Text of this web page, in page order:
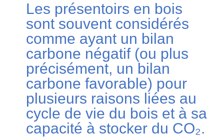
Les présentoirs en bois
sont souvent considérés
comme ayant un bilan
carbone négatif (ou plus
précisément, un bilan
carbone favorable) pour
plusieurs raisons liées au
cycle de vie du bois et à sa
capacité à stocker du CO₂.